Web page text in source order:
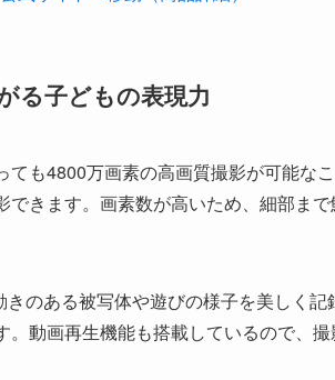
る子どもの表現力
も4800万画素の高画質撮影が可能な
きます。画素数が高いため、細部ま
のある被写体や遊びの様子を美しく
動画再生機能も搭載しているので、